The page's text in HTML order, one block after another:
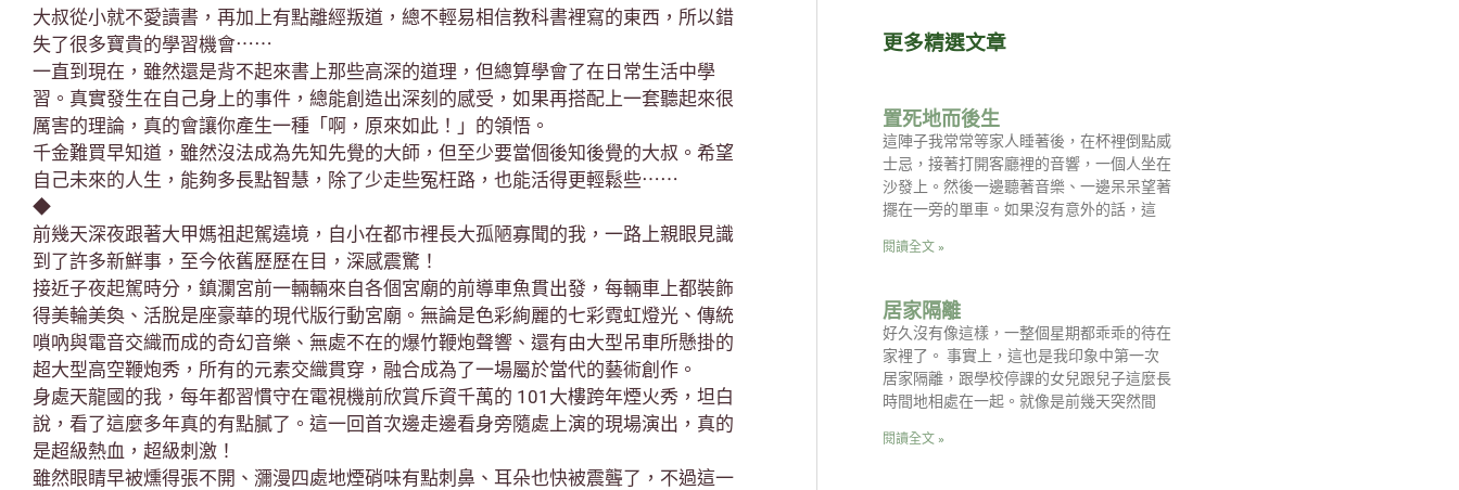
大叔從小就不愛讀書，再加上有點離經叛道，總不輕易相信教科書裡寫的東西，所以錯
失了很多寶貴的學習機會⋯⋯
一直到現在，雖然還是背不起來書上那些高深的道理，但總算學會了在日常生活中學
習。真實發生在自己身上的事件，總能創造出深刻的感受，如果再搭配上一套聽起來很
厲害的理論，真的會讓你產生一種「啊，原來如此！」的領悟。
千金難買早知道，雖然沒法成為先知先覺的大師，但至少要當個後知後覺的大叔。希望
自己未來的人生，能夠多長點智慧，除了少走些冤枉路，也能活得更輕鬆些⋯⋯
◆
前幾天深夜跟著大甲媽祖起駕遶境，自小在都市裡長大孤陋寡聞的我，一路上親眼見識
到了許多新鮮事，至今依舊歷歷在目，深感震驚！
接近子夜起駕時分，鎮瀾宮前一輛輛來自各個宮廟的前導車魚貫出發，每輛車上都裝飾
得美輪美奐、活脫是座豪華的現代版行動宮廟。無論是色彩絢麗的七彩霓虹燈光、傳統
嗩吶與電音交織而成的奇幻音樂、無處不在的爆竹鞭炮聲響、還有由大型吊車所懸掛的
超大型高空鞭炮秀，所有的元素交織貫穿，融合成為了一場屬於當代的藝術創作。
身處天龍國的我，每年都習慣守在電視機前欣賞斥資千萬的 101大樓跨年煙火秀，坦白
說，看了這麼多年真的有點膩了。這一回首次邊走邊看身旁隨處上演的現場演出，真的
是超級熱血，超級刺激！
雖然眼睛早被燻得張不開、瀰漫四處地煙硝味有點刺鼻、耳朵也快被震聾了，不過這一
更多精選文章
置死地而後生
這陣子我常常等家人睡著後，在杯裡倒點威
士忌，接著打開客廳裡的音響，一個人坐在
沙發上。然後一邊聽著音樂、一邊呆呆望著
擺在一旁的單車。如果沒有意外的話，這
閱讀全文 »
居家隔離
好久沒有像這樣，一整個星期都乖乖的待在
家裡了。 事實上，這也是我印象中第一次
居家隔離，跟學校停課的女兒跟兒子這麼長
時間地相處在一起。就像是前幾天突然間
閱讀全文 »